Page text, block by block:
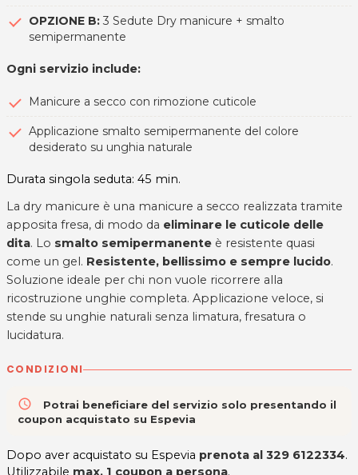
OPZIONE B: 3 Sedute Dry manicure + smalto
semipermanente
Ogni servizio include:
Manicure a secco con rimozione cuticole
Applicazione smalto semipermanente del colore
desiderato su unghia naturale
Durata singola seduta: 45 min.
La dry manicure è una manicure a secco realizzata tramite
apposita fresa, di modo da eliminare le cuticole delle
dita. Lo smalto semipermanente è resistente quasi
come un gel. Resistente, bellissimo e sempre lucido.
Soluzione ideale per chi non vuole ricorrere alla
ricostruzione unghie completa. Applicazione veloce, si
stende su unghie naturali senza limatura, fresatura o
lucidatura.
CONDIZIONI
access_time
Potrai beneficiare del servizio solo presentando il
coupon acquistato su Espevia
Dopo aver acquistato su Espevia prenota al 329 6122334.